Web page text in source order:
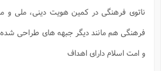
ناتوی فرهنگی در کمین هویت دینی، ملی و
فرهنگی هم مانند دیگر جبهه های طراحی
و امت اسلام دارای اهداف